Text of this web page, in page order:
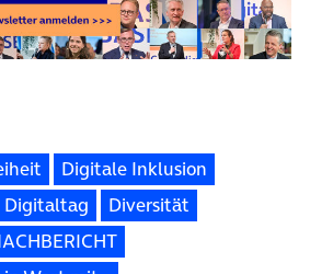
Digitale Inklusion
Digitaltag
Diversität